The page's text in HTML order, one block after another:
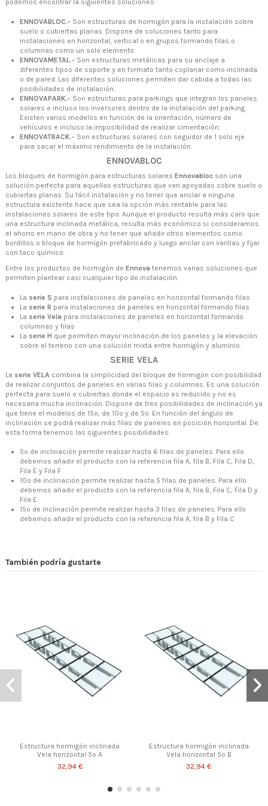
podemos encontrar la siguientes soluciones:
ENNOVABLOC.- Son estructuras de hormigón para la instalación sobre
suelo o cubiertas planas. Dispone de soluciones tanto para
instalaciones en horizontal, vertical o en grupos formando filas o
columnas como un solo elemento.
ENNOVAMETAL.- Son estructuras metálicas para su anclaje a
diferentes tipos de soporte y en formato tanto coplanar como inclinada
o de pared. Las diferentes soluciones permiten dar cabida a todas las
posibilidades de instalación.
ENNOVAPARK.- Son estructuras para parkings que integran los paneles
solares e incluso los inversores dentro de la instalación del parking.
Existen varios modelos en función de la orientación, número de
vehículos e incluso la imposibilidad de realizar cimentación.
ENNOVATRACK.- Son estructuras solares con seguidor de 1 solo eje
para sacar el máximo rendimiento de la instalación.
ENNOVABLOC
Los bloques de hormigón para estructuras solares Ennovabloc son una
solución perfecta para aquellas estructuras que van apoyadas sobre suelo o
cubiertas planas. Su fácil instalación y no tener que anclar a ninguna
estructura existente hace que sea la opción más rentable para las
instalaciones solares de este tipo. Aunque el producto resulta más caro que
una estructura inclinada metálica, resulta más económico si consideramos
el ahorro en mano de obra y no tener que añadir otros elementos como
bordillos o bloque de hormigón prefabricado y luego anclar con varillas y fijar
con taco químico.
Entre los productos de hormigón de Ennova tenemos varias soluciones que
permiten plantear casi cualquier tipo de instalación.
La serie S para instalaciones de paneles en horizontal formando filas
La serie R para instalaciones de paneles en horizontal formando filas
La serie Vela para instalaciones de paneles en horizontal formando
columnas y filas
La serie H que permiten mayor inclinación de los paneles y la elevación
sobre el terreno con una solución mixta entre hormigón y aluminio.
SERIE VELA
La serie VELA combina la simplicidad del bloque de hormigón con posibilidad
de realizar conjuntos de paneles en varias filas y columnas. Es una solución
perfecta para suelo o cubiertas donde el espacio es reducido y no es
necesaria mucha inclinación. Dispone de tres posibilidades de inclinación ya
que tiene el modelos de 15º, de 10º y de 5º. En función del ángulo de
inclinación se podrá realizar más filas de paneles en posición horizontal. De
esta forma tenemos las siguientes posibilidades:
5º de inclinación permite realizar hasta 6 filas de paneles. Para ello
debemos añadir el producto con la referencia fila A, fila B, Fila C, Fila D,
Fila E y Fila F
10º de inclinación permite realizar hasta 5 filas de paneles. Para ello
debemos añadir el producto con la referencia fila A, fila B, Fila C, Fila D y
Fila E
15º de inclinación permite realizar hasta 3 filas de paneles. Para ello
debemos añadir el producto con la referencia fila A, fila B y Fila C
También podría gustarte
Estructura hormigón inclinada
Vela horizontal 5º A
32,94 €
Estructura hormigón inclinada
Vela horizontal 5º B
32,94 €